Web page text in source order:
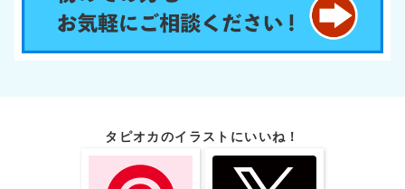
タピオカのイラストにいいね！